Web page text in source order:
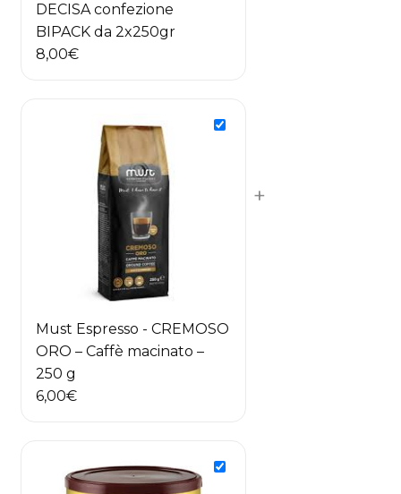
DECISA confezione
BIPACK da 2x250gr
8,00€
Must Espresso - CREMOSO
ORO – Caffè macinato –
250 g
6,00€
+